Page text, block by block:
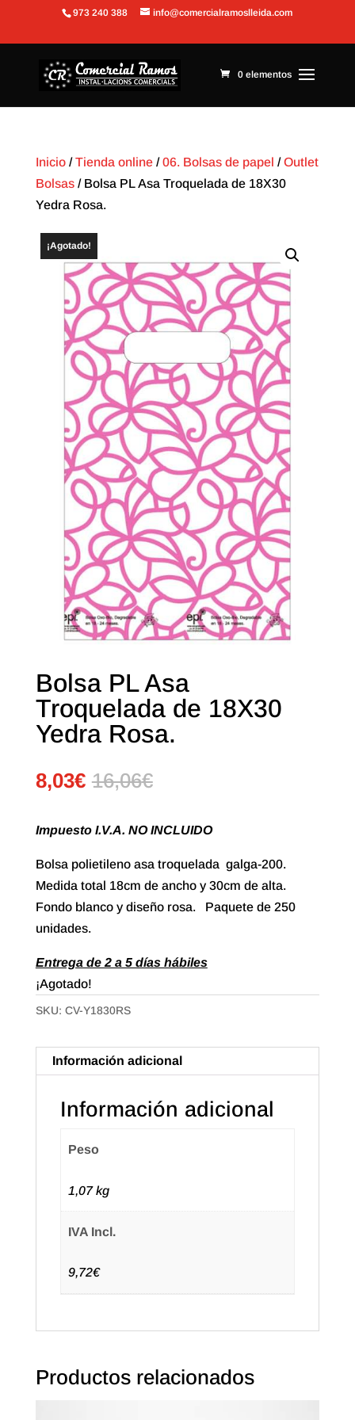
Abrir barra de herramientas
973 240 388 info@comercialramoslleida.com
0 elementos
Inicio/Tienda online/06. Bolsas de papel /Outlet
Bolsas/ Bolsa PL Asa Troquelada de 18X30
Yedra Rosa.
¡Agotado!
Bolsa PL Asa
Troquelada de 18X30
Yedra Rosa.
8,03€ 16,06€
Impuesto I.V.A. NO INCLUIDO
Bolsa polietileno asa troquelada galga-200.
Medida total 18cm de ancho y 30cm de alta.
Fondo blanco y diseño rosa. Paquete de 250
unidades.
Entrega de 2 a 5 días hábiles
¡Agotado!
SKU: CV-Y1830RS
Información adicional
Información adicional
Peso
1,07 kg
IVA Incl.
9,72€
Productos relacionados